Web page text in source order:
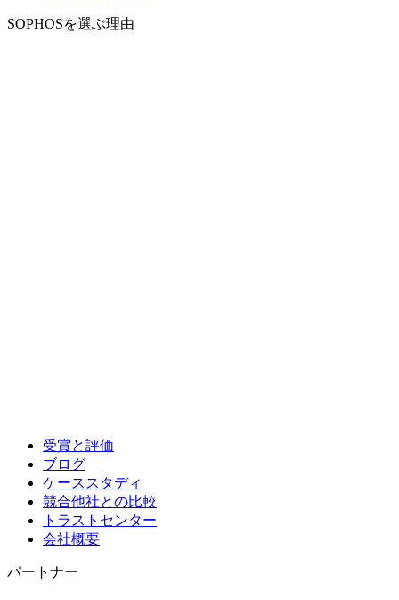
SOPHOSを選ぶ理由
受賞と評価
ブログ
ケーススタディ
競合他社との比較
トラストセンター
会社概要
パートナー